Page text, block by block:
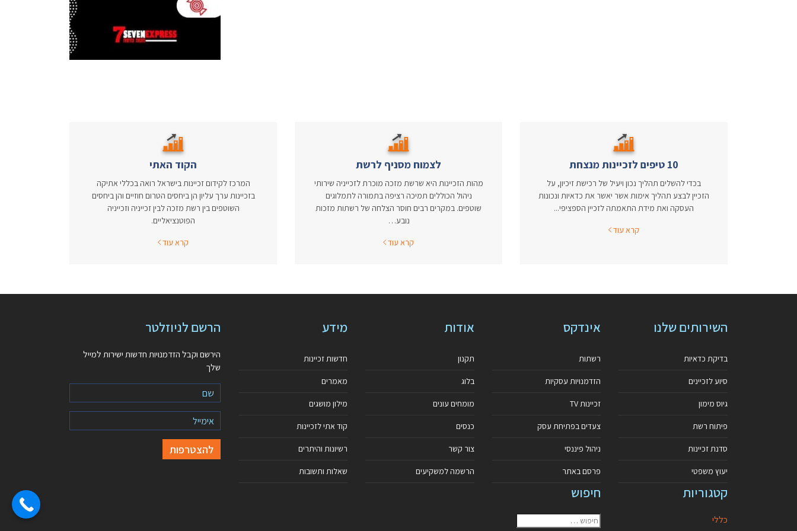
10 טיפים לזכיינות מנצחת
בכדי להשלים תהליך נכון ויעיל של רכישת זיכיון, על
הזכיין לבצע תהליך אימות אשר יאשר את כדאיות ונכונות
העסקה ואת מידת התאמתה לזכיין הספציפי...
קרא עוד
לצמוח מסניף לרשת
מהות הזכיינות היא שרשת מזכה מוכרת לזכייניה שירותי
ניהול הכוללים תמיכה רציפה בתמורה לתמלוגים
שוטפים. במקרים רבים חוסר הצלחה של רשתות מזכות
נובע…
קרא עוד
הקוד האתי
המרכז לקידום זכיינות בישראל רואה בכללי אתיקה
בזכיינות ערך עליון הן ביחסים הטרום חוזיים והן ביחסים
השוטפים בין רשת מזכה לבין זכייניה וזכייניה
הפוטנציאליים.
קרא עוד
השירותים שלנו
בדיקת כדאיות
סיוע לזכיינים
גיוס מימון
פיתוח רשת
סדנת זכיינות
יעוץ משפטי
אינדקס
רשתות
הזדמנויות עסקיות
זכיינות TV
צעדים בפתיחת עסק
ניהול פיננסי
פרסם באתר
אודות
תקנון
בלוג
מומחים עונים
כנסים
צור קשר
הרשמה למשקיעים
מידע
חדשות זכיינות
מאמרים
מילון מושגים
קוד אתי לזכיינות
רשיונות והיתרים
שאלות ותשובות
קטגוריות
כללי
חיפוש
הרשם לניוזלטר
הירשם וקבל הזדמנויות חדשות ישירות למייל
שלך